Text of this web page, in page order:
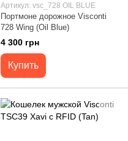
Артикул: vsc_728 OIL BLUE
Портмоне дорожное Visconti
728 Wing (Oil Blue)
4 300 грн
Купить